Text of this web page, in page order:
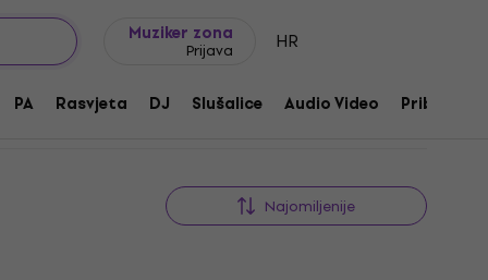
Muziker zona
Prijava HR
PA Rasvjeta DJ Slušalice Audio Video Pribor
Najomiljenije